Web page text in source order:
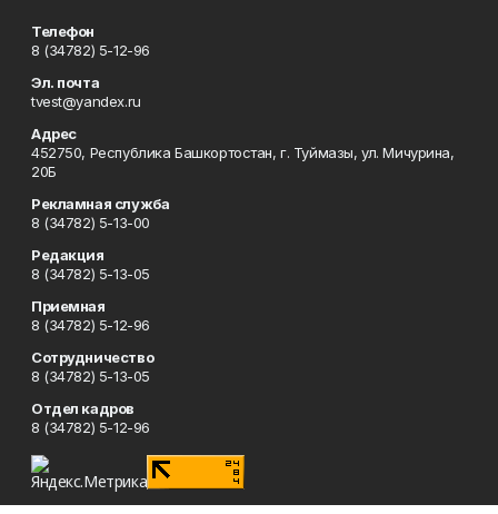
Телефон
8 (34782) 5-12-96
Эл. почта
tvest@yandex.ru
Адрес
452750, Республика Башкортостан, г. Туймазы, ул. Мичурина,
20Б
Рекламная служба
8 (34782) 5-13-00
Редакция
8 (34782) 5-13-05
Приемная
8 (34782) 5-12-96
Сотрудничество
8 (34782) 5-13-05
Отдел кадров
8 (34782) 5-12-96